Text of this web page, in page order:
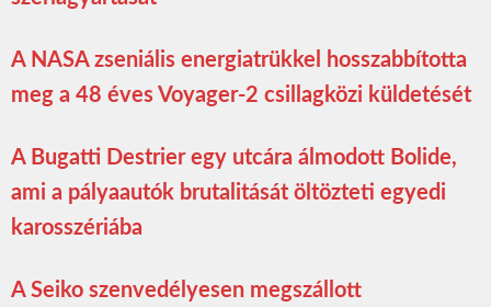
A NASA zseniális energiatrükkel hosszabbította
meg a 48 éves Voyager-2 csillagközi küldetését
A Bugatti Destrier egy utcára álmodott Bolide,
ami a pályaautók brutalitását öltözteti egyedi
karosszériába
A Seiko szenvedélyesen megszállott